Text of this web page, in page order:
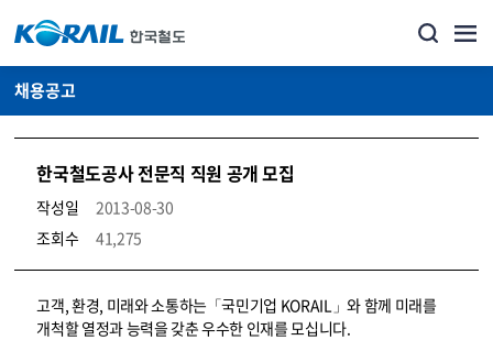
채용공고
한국철도공사 전문직 직원 공개 모집
작성일
2013-08-30
조회수
41,275
코레일소개_경영공시_채용공고 상세보기 – 내용, 파일, 담당자 연락처로 구성
고객, 환경, 미래와 소통하는「국민기업 KORAIL」와 함께 미래를
개척할 열정과 능력을 갖춘 우수한 인재를 모십니다.